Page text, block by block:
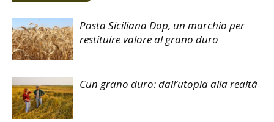
Pasta Siciliana Dop, un marchio per
restituire valore al grano duro
Cun grano duro: dall’utopia alla realtà